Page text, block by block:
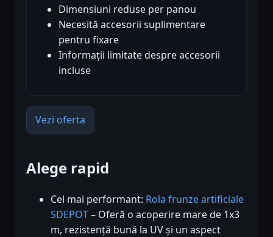
Dimensiuni reduse per panou
Necesită accesorii suplimentare
pentru fixare
Informații limitate despre accesorii
incluse
Vezi oferta
Alege rapid
Cel mai performant: Rola frunze artificiale
SDEPOT– Oferă o acoperire mare de 1x3
m, rezistență bună la UV și un aspect